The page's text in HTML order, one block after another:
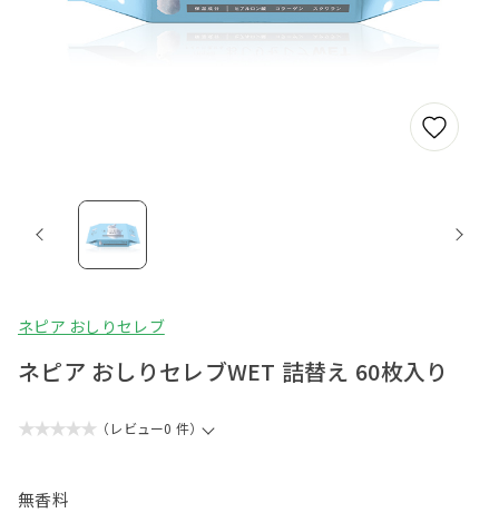
ネピア おしりセレブ
ネピア おしりセレブWET 詰替え 60枚入り
★★★★★ （レビュー0 件）
無香料